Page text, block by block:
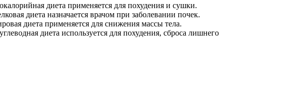
диета применяется для похудения и сушки.
диета назначается врачом при заболевании почек.
диета применяется для снижения массы тела.
диета используется для похудения, сброса лишнего